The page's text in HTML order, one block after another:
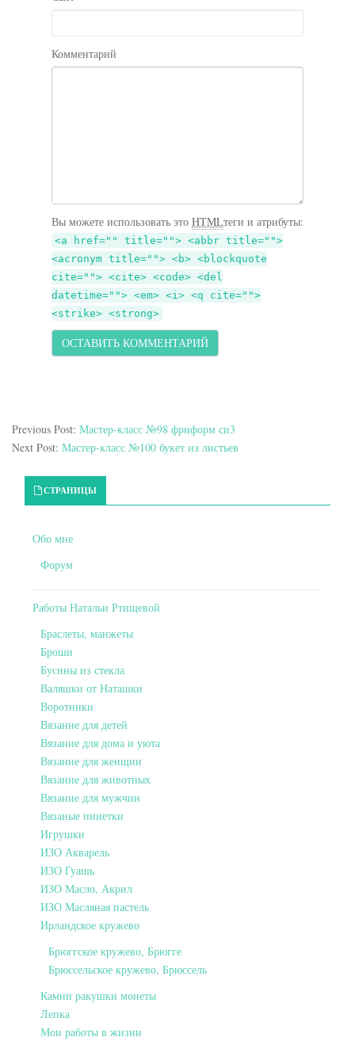
Комментарий
Вы можете использовать это HTMLтеги и атрибуты:
<a href="" title=""> <abbr title="">
<acronym title=""> <b> <blockquote
cite=""> <cite> <code> <del
datetime=""> <em> <i> <q cite="">
<strike> <strong>
Previous Post: Мастер-класс №98 фриформ си3
Next Post: Мастер-класс №100 букет из листьев
Primary Sidebar
СТРАНИЦЫ
Обо мне
Форум
Работы Натальи Ртищевой
Браслеты, манжеты
Броши
Бусины из стекла
Валяшки от Наташки
Воротники
Вязание для детей
Вязание для дома и уюта
Вязание для женщин
Вязание для животных
Вязание для мужчин
Вязаные пинетки
Игрушки
ИЗО Акварель
ИЗО Гуашь
ИЗО Масло, Акрил
ИЗО Масляная пастель
Ирландское кружево
Брюггское кружево, Брюгге
Брюссельское кружево, Брюссель
Камни ракушки монеты
Лепка
Мои работы в жизни